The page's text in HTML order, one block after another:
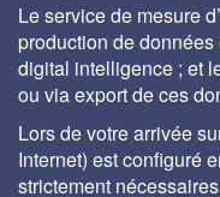
Le service de mesure
production de données
digital intelligence ; et
ou via export de ces
Lors de votre arrivée
Internet) est configuré
strictement